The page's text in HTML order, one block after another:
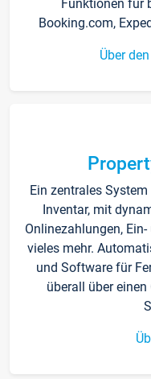
Funktionen für
Booking.com,
Über
Ein zentrales
Inventar, mit
Onlinezahlungen,
vieles mehr.
und Software für
überall über